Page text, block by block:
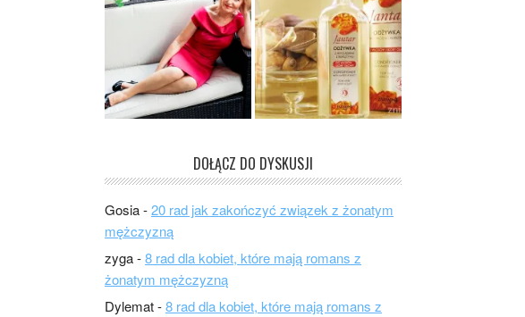
DOŁĄCZ DO DYSKUSJI
Gosia-20 rad jak zakończyć związek z żonatym
mężczyzną
zyga-8 rad dla kobiet, które mają romans z
żonatym mężczyzną
Dylemat-8 rad dla kobiet, które mają romans z